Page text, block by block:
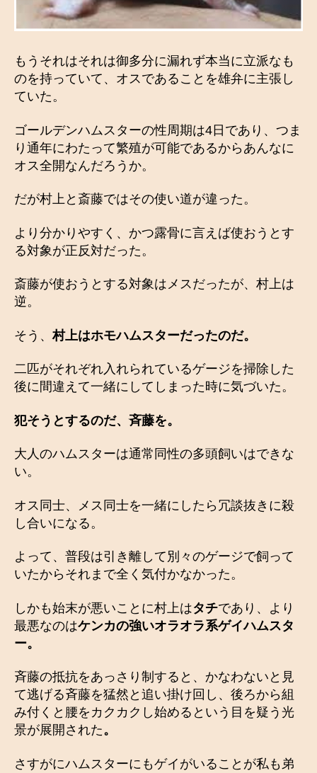
もうそれはそれは御多分に漏れず本当に立派なも
のを持っていて、オスであることを雄弁に主張し
ていた。
ゴールデンハムスターの性周期は4日であり、つま
り通年にわたって繁殖が可能であるからあんなに
オス全開なんだろうか。
だが村上と斎藤ではその使い道が違った。
より分かりやすく、かつ露骨に言えば使おうとす
る対象が正反対だった。
斎藤が使おうとする対象はメスだったが、村上は
逆。
そう、村上はホモハムスターだったのだ。
二匹がそれぞれ入れられているゲージを掃除した
後に間違えて一緒にしてしまった時に気づいた。
犯そうとするのだ、斉藤を。
大人のハムスターは通常同性の多頭飼いはできな
い。
オス同士、メス同士を一緒にしたら冗談抜きに殺
し合いになる。
よって、普段は引き離して別々のゲージで飼って
いたからそれまで全く気付かなかった。
しかも始末が悪いことに村上はタチであり、より
最悪なのはケンカの強いオラオラ系ゲイハムスタ
ー。
斉藤の抵抗をあっさり制すると、かなわないと見
て逃げる斉藤を猛然と追い掛け回し、後ろから組
み付くと腰をカクカクし始めるという目を疑う光
景が展開された。
さすがにハムスターにもゲイがいることが私も弟